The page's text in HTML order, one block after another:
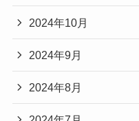
2024年10月
2024年9月
2024年8月